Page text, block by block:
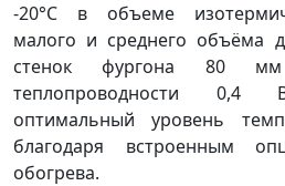
-20°C в объеме
малого и среднего объёма
стенок фургона 80
теплопроводности 0,4
оптимальный уровень
благодаря встроенным
обогрева.